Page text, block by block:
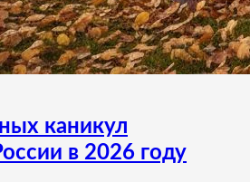
каникул
в 2026 году